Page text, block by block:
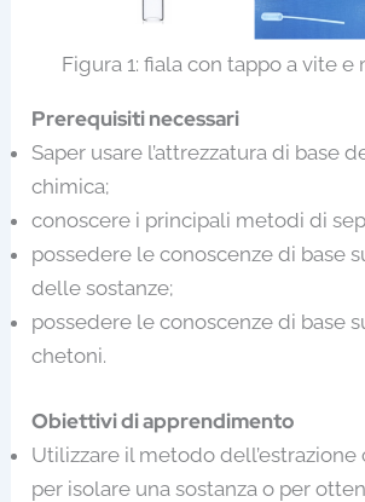
Figura 1: fiala con tappo a vite
Prerequisiti necessari
Saper usare l’attrezzatura di base
chimica;
conoscere i principali metodi di
possedere le conoscenze di base
delle sostanze;
possedere le conoscenze di base
chetoni.
Obiettivi di apprendimento
Utilizzare il metodo
per isolare una sostanza o per